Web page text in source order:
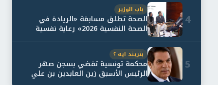
4
باب الوزير
الصحة تطلق مسابقة «الريادة في
الصحة النفسية 2026» رعاية نفسية
5
بتريند ايه ؟
محكمة تونسية تقضي بسجن صهر
الرئيس الأسبق زين العابدين بن علي